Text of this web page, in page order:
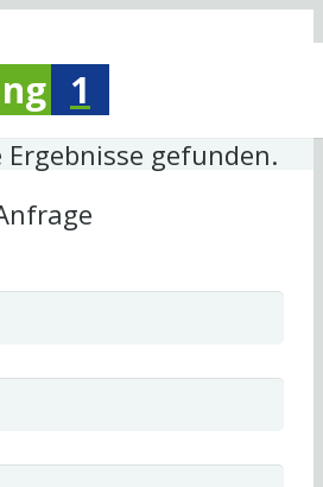
1
Ergebnisse gefunden.